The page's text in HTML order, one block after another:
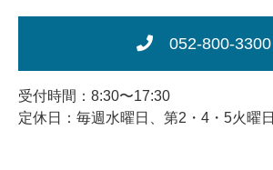
052-800-3300
受付時間：8:30〜17:30
定休日：毎週水曜日、第2・4・5火曜日